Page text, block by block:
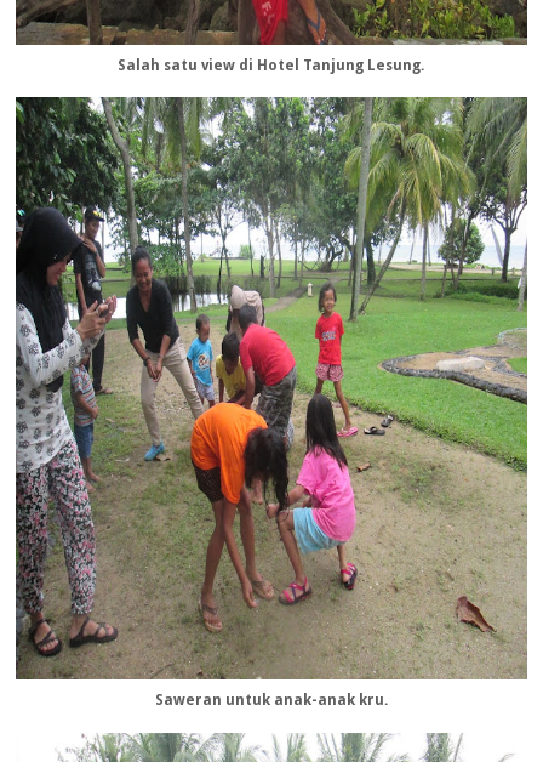
Salah satu view di Hotel Tanjung Lesung.
Saweran untuk anak-anak kru.